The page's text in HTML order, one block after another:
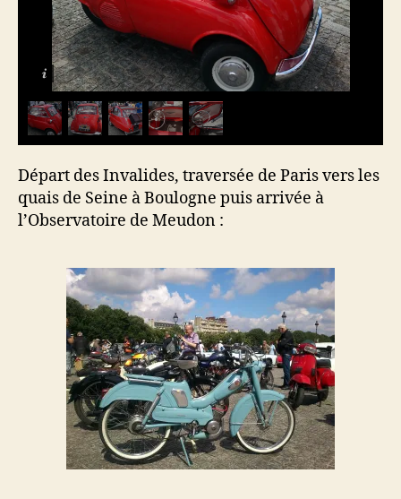
Départ des Invalides, traversée de Paris vers les
quais de Seine à Boulogne puis arrivée à
l’Observatoire de Meudon :